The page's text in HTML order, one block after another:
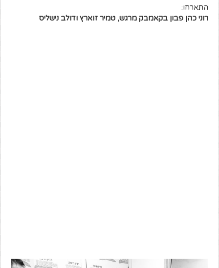
התארחו:
רוני כהן פבון בקאמבק מרגש, טמיר זוארץ ודולב נישליס